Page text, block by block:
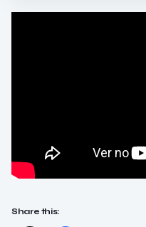
Share this: